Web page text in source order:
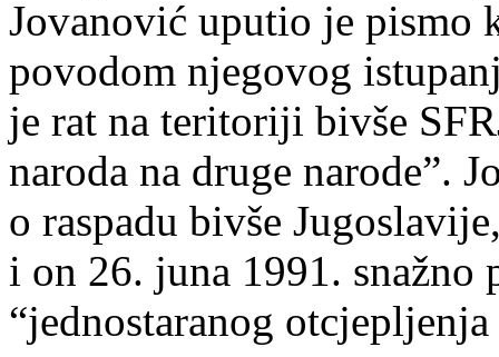
Jovanović uputio je pismo
povodom njegovog
je rat na teritoriji bivše
naroda na druge narode”.
o raspadu bivše
i on 26. juna 1991. snažno
“jednostaranog